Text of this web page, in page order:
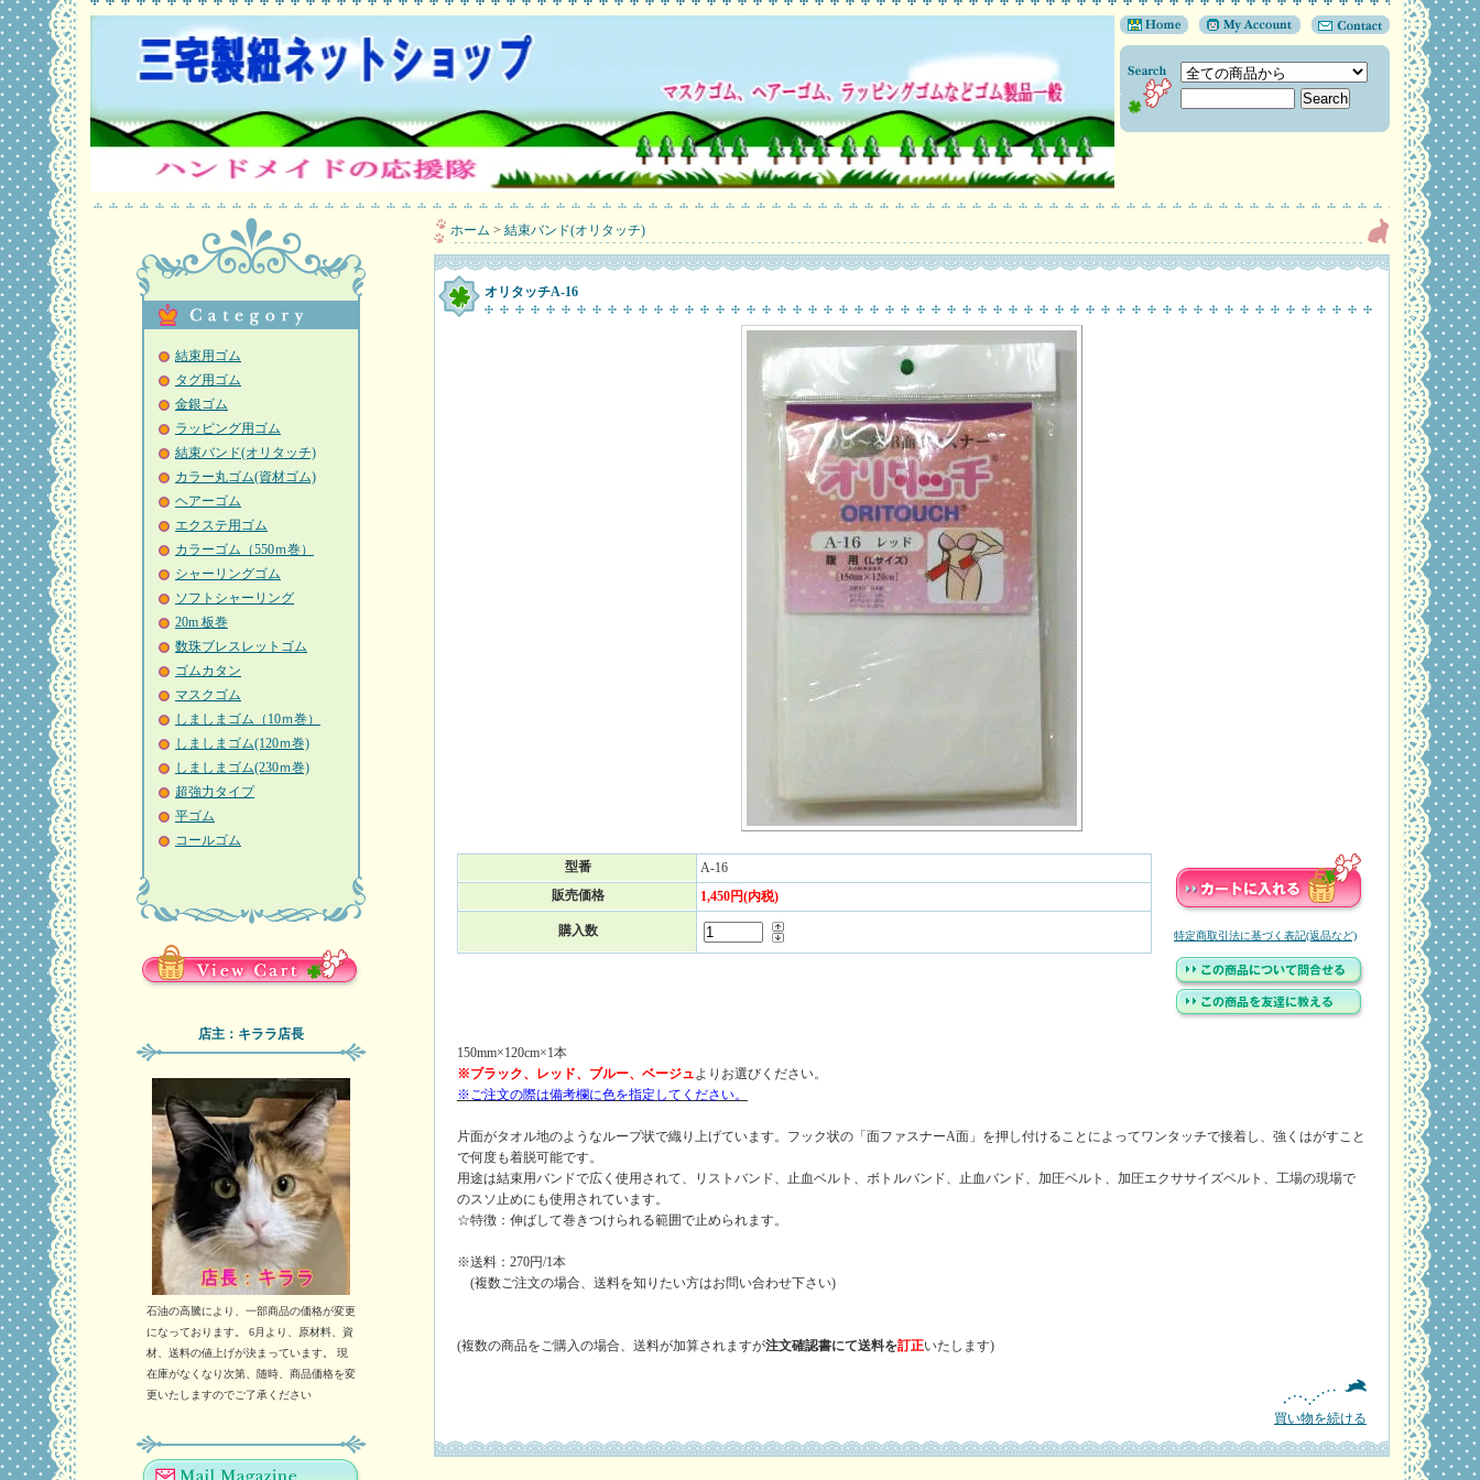
結束用ゴム
タグ用ゴム
金銀ゴム
ラッピング用ゴム
結束バンド(オリタッチ)
カラー丸ゴム(資材ゴム)
ヘアーゴム
エクステ用ゴム
カラーゴム（550ｍ巻）
シャーリングゴム
ソフトシャーリング
20m 板巻
数珠ブレスレットゴム
ゴムカタン
マスクゴム
しましまゴム（10ｍ巻）
しましまゴム(120ｍ巻)
しましまゴム(230ｍ巻)
超強力タイプ
平ゴム
コールゴム
店主：キララ店長
石油の高騰により、一部商品の価格が変更
になっております。 6月より、原材料、資
材、送料の値上げが決まっています。 現
在庫がなくなり次第、随時、商品価格を変
更いたしますのでご了承ください
ホーム > 結束バンド(オリタッチ)
オリタッチA-16
型番
A-16
販売価格
1,450円(内税)
購入数 特定商取引法に基づく表記(返品など)
150mm×120cm×1本
※ブラック、レッド、ブルー、ベージュよりお選びください。
※ご注文の際は備考欄に色を指定してください。
片面がタオル地のようなループ状で織り上げています。フック状の「面ファスナーA面」を押し付けることによってワンタッチで接着し、強くはがすこと
で何度も着脱可能です。
用途は結束用バンドで広く使用されて、リストバンド、止血ベルト、ボトルバンド、止血バンド、加圧ベルト、加圧エクササイズベルト、工場の現場で
のスソ止めにも使用されています。
☆特徴：伸ばして巻きつけられる範囲で止められます。
※送料：270円/1本
(複数ご注文の場合、送料を知りたい方はお問い合わせ下さい)
(複数の商品をご購入の場合、送料が加算されますが注文確認書にて送料を訂正いたします)
買い物を続ける